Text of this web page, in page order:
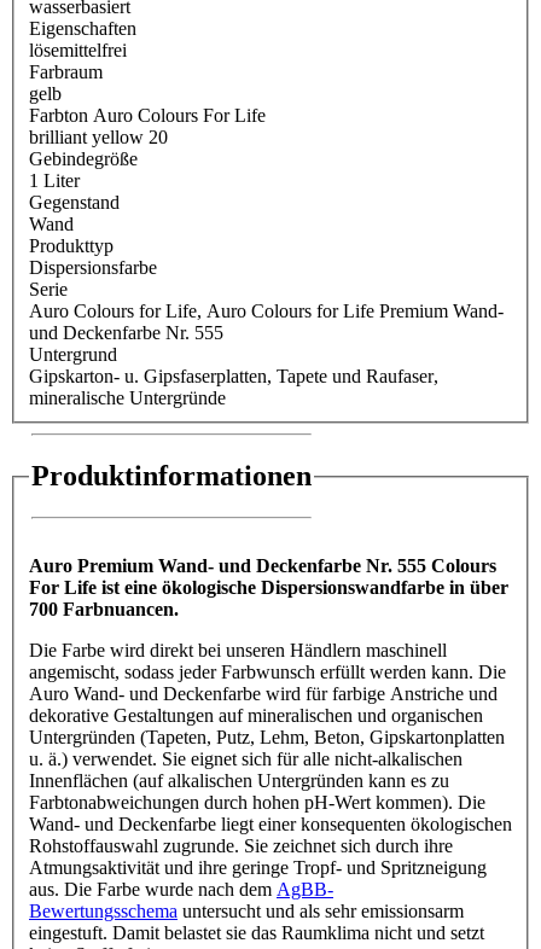
wasserbasiert
Eigenschaften
lösemittelfrei
Farbraum
gelb
Farbton Auro Colours For Life
brilliant yellow 20
Gebindegröße
1 Liter
Gegenstand
Wand
Produkttyp
Dispersionsfarbe
Serie
Auro Colours for Life, Auro Colours for Life Premium Wand-
und Deckenfarbe Nr. 555
Untergrund
Gipskarton- u. Gipsfaserplatten, Tapete und Raufaser,
mineralische Untergründe
Produktinformationen
Auro Premium Wand- und Deckenfarbe Nr. 555 Colours
For Life ist eine ökologische Dispersionswandfarbe in über
700 Farbnuancen.
Die Farbe wird direkt bei unseren Händlern maschinell
angemischt, sodass jeder Farbwunsch erfüllt werden kann. Die
Auro Wand- und Deckenfarbe wird für farbige Anstriche und
dekorative Gestaltungen auf mineralischen und organischen
Untergründen (Tapeten, Putz, Lehm, Beton, Gipskartonplatten
u. ä.) verwendet. Sie eignet sich für alle nicht-alkalischen
Innenflächen (auf alkalischen Untergründen kann es zu
Farbtonabweichungen durch hohen pH-Wert kommen). Die
Wand- und Deckenfarbe liegt einer konsequenten ökologischen
Rohstoffauswahl zugrunde. Sie zeichnet sich durch ihre
Atmungsaktivität und ihre geringe Tropf- und Spritzneigung
aus. Die Farbe wurde nach dem AgBB-
Bewertungsschema untersucht und als sehr emissionsarm
eingestuft. Damit belastet sie das Raumklima nicht und setzt